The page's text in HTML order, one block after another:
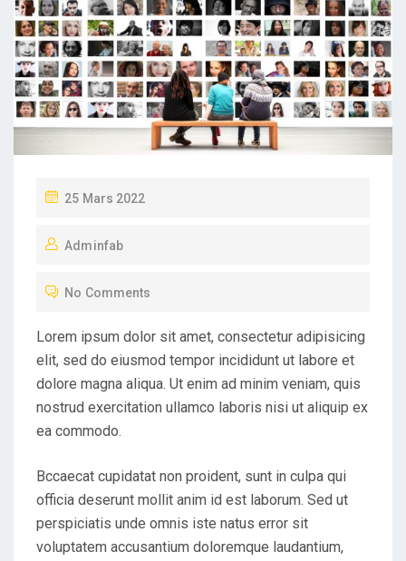
P
S
E
25 Mars 2022
Adminfab
No Comments
Lorem ipsum dolor sit amet, consectetur adipisicing
elit, sed do eiusmod tempor incididunt ut labore et
dolore magna aliqua. Ut enim ad minim veniam, quis
nostrud exercitation ullamco laboris nisi ut aliquip ex
ea commodo.
Bccaecat cupidatat non proident, sunt in culpa qui
officia deserunt mollit anim id est laborum. Sed ut
perspiciatis unde omnis iste natus error sit
voluptatem accusantium doloremque laudantium,